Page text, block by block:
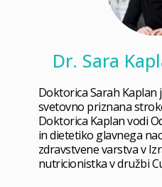
Dr. Sara
Doktorica Sarah Kaplan
svetovno priznana
Doktorica Kaplan vodi
in dietetiko glavnega
zdravstvene varstva v
nutricionistka v družbi